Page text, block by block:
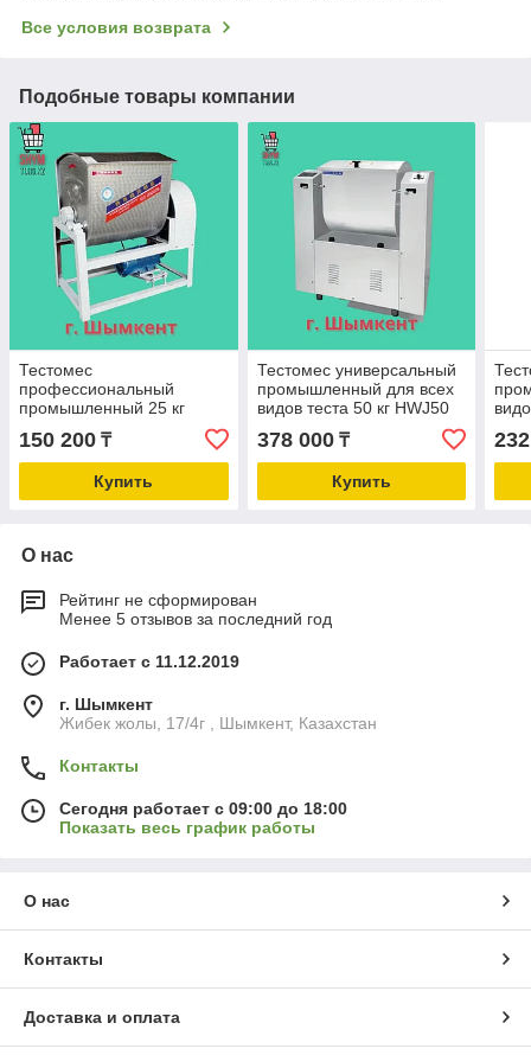
Все условия возврата
Подобные товары компании
Тестомес
профессиональный
промышленный 25 кг
150 200 ₸
Купить
Тестомес универсальный
промышленный для всех
видов теста 50 кг HWJ50
378 000₸
Купить
О нас
Рейтинг не сформирован
Менее 5 отзывов за последний год
Работает с 11.12.2019
г. Шымкент
Жибек жолы, 17/4г , Шымкент, Казахстан
Контакты
Сегодня работает с 09:00 до 18:00
Показать весь график работы
О нас
Контакты
Доставка и оплата